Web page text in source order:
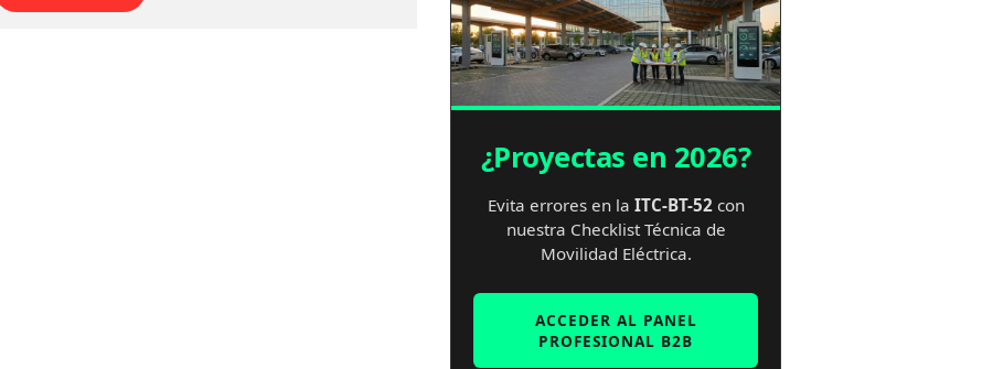
¿Proyectas en 2026?
Evita errores en la ITC-BT-52con
nuestra Checklist Técnica de
Movilidad Eléctrica.
ACCEDER AL PANEL
PROFESIONAL B2B